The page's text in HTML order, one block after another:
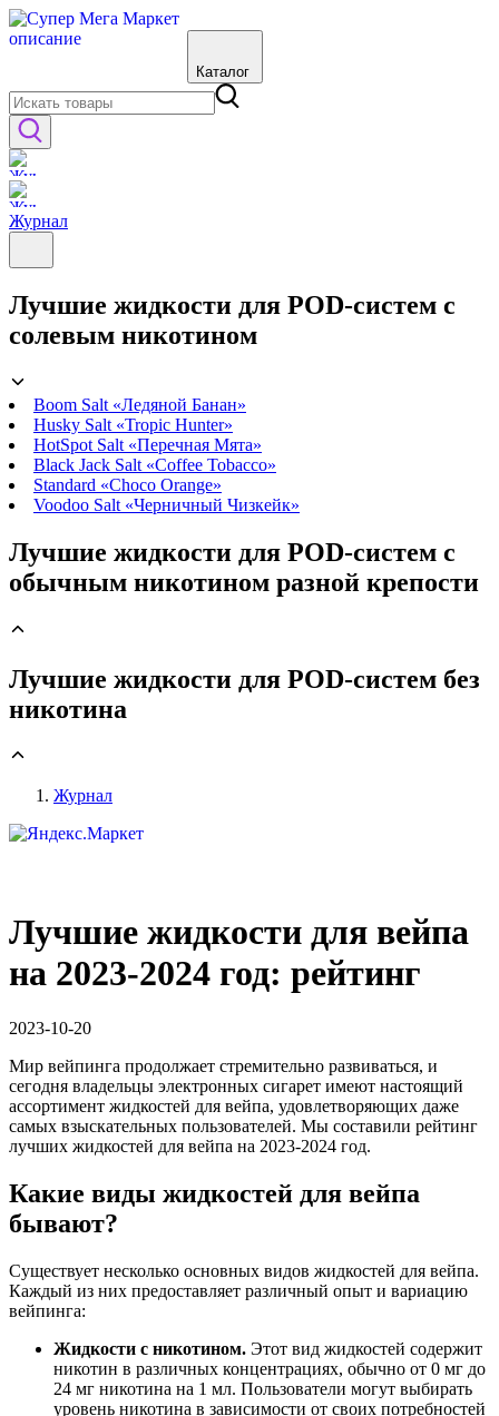
Каталог
Журнал
Лучшие жидкости для POD-систем с
солевым никотином
Boom Salt «Ледяной Банан»
Husky Salt «Tropic Hunter»
HotSpot Salt «Перечная Мята»
Black Jack Salt «Coffee Tobacco»
Standard «Choco Orange»
Voodoo Salt «Черничный Чизкейк»
Лучшие жидкости для POD-систем с
обычным никотином разной крепости
Лучшие жидкости для POD-систем без
никотина
Журнал
Лучшие жидкости для вейпа
на 2023-2024 год: рейтинг
2023-10-20
Мир вейпинга продолжает стремительно развиваться, и
сегодня владельцы электронных сигарет имеют настоящий
ассортимент жидкостей для вейпа, удовлетворяющих даже
самых взыскательных пользователей. Мы составили рейтинг
лучших жидкостей для вейпа на 2023-2024 год.
Какие виды жидкостей для вейпа
бывают?
Существует несколько основных видов жидкостей для вейпа.
Каждый из них предоставляет различный опыт и вариацию
вейпинга:
Жидкости с никотином. Этот вид жидкостей содержит
никотин в различных концентрациях, обычно от 0 мг до
24 мг никотина на 1 мл. Пользователи могут выбирать
уровень никотина в зависимости от своих потребностей